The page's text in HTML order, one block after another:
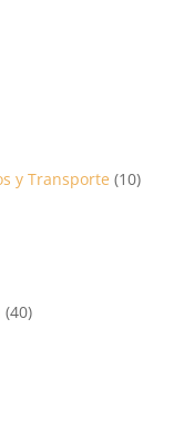
y Transporte (10)
(40)